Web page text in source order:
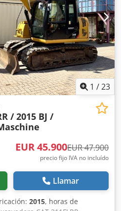
1 /23
/ 2015 BJ /
EUR 45.900EUR 47.900
precio fijo IVA no incluído
Llamar
2015, horas de